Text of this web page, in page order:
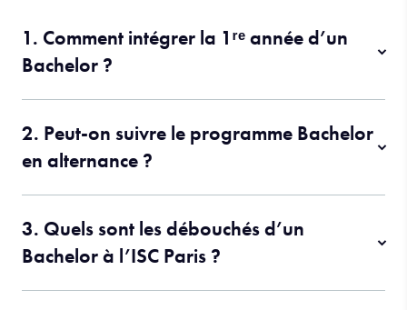
1. Comment intégrer la 1ʳᵉ année d’un
Bachelor ?
2. Peut-on suivre le programme Bachelor
en alternance ?
3. Quels sont les débouchés d’un
Bachelor à l’ISC Paris ?